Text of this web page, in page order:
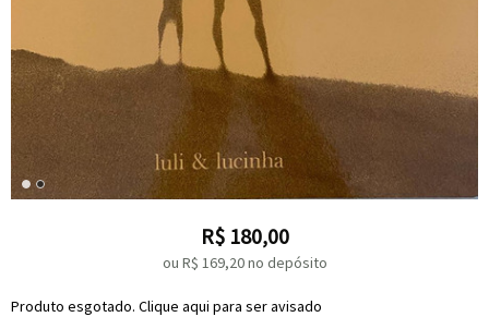
R$ 180,00
ou R$ 169,20no depósito
Produto esgotado. Clique aqui para ser avisado